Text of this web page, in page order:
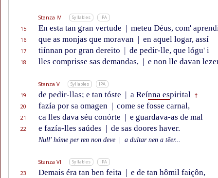
Stanza IV Syllables IPA
15 En esta tan gran vertude | meteu Déus, com'
16 que as monjas que moravan | en aquel logar, assí
17 tiínnan por gran dereito | de pedir-lle, que lógu' i
18 lles comprisse sas demandas, | e non lle davan
Stanza V Syllables IPA
19 de pedir-llas; e tan tóste | a Reínna espirital †
20 fazía por sa omagen | come se fosse carnal,
21 ca lles dava séu conórte | e guardava-as de mal
22 e fazía-lles saúdes | de sas doores haver.
Null' hóme per ren non deve a dultar nen a tẽer...
Stanza VI Syllables IPA
23 Demais éra tan ben feita | e de tan hômil faiçôn,